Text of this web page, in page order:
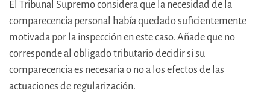
El Tribunal Supremo considera que la necesidad de la
comparecencia personal había quedado suficientemente
motivada por la inspección en este caso. Añade que no
corresponde al obligado tributario decidir si su
comparecencia es necesaria o no a los efectos de las
actuaciones de regularización.